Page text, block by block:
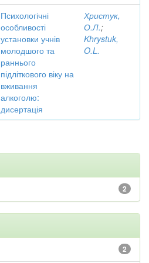
Психологічні
особливості
установки учнів
молодшого та
раннього
підліткового віку на
вживання
алкоголю:
дисертація
Христук,
О.Л.;
Khrystuk,
O.L.
2
2